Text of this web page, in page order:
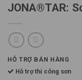
JONA®TAR:
HỖ TRỢ BÁN HÀNG
Hỗ trợ thi công sơn